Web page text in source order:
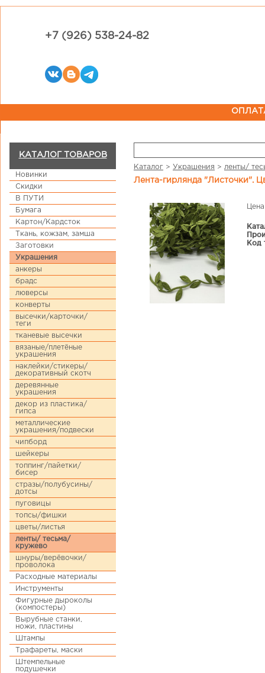
+7 (926) 538-24-82
КАТАЛОГ ТОВАРОВ
Новинки
Скидки
В ПУТИ
Бумага
Картон/Кардсток
Ткань, кожзам, замша
Заготовки
Украшения
анкеры
брадс
люверсы
конверты
высечки/карточки/
теги
тканевые высечки
вязаные/плетёные
украшения
наклейки/стикеры/
декоративный скотч
деревянные
украшения
декор из пластика/
гипса
металлические
украшения/подвески
чипборд
шейкеры
топпинг/пайетки/
бисер
стразы/полубусины/
дотсы
пуговицы
топсы/фишки
цветы/листья
ленты/ тесьма/
кружево
шнуры/верёвочки/
проволока
Расходные материалы
Инструменты
Фигурные дыроколы
(компостеры)
Вырубные станки,
ножи, пластины
Штампы
Трафареты, маски
Штемпельные
подушечки
Каталог > Украшения > ленты/
Лента-гирлянда "Листочки".
Код